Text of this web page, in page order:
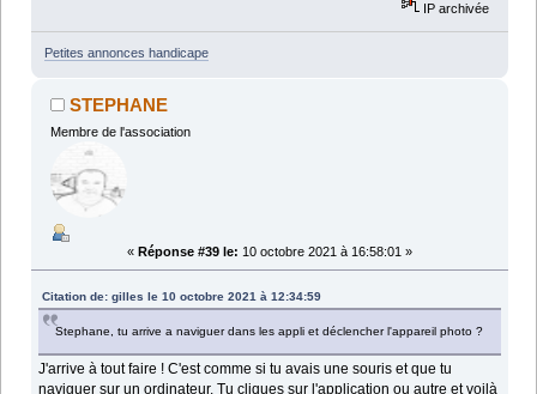
IP archivée
Petites annonces handicape
STEPHANE
Membre de l'association
« Réponse #39 le: 10 octobre 2021 à 16:58:01 »
Citation de: gilles le 10 octobre 2021 à 12:34:59
Stephane, tu arrive a naviguer dans les appli et déclencher l'appareil photo ?
J'arrive à tout faire ! C'est comme si tu avais une souris et que tu
naviguer sur un ordinateur. Tu cliques sur l'application ou autre et voilà